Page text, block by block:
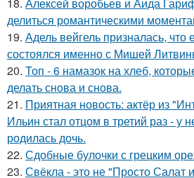
18. Алексей воробьев и Аида
делиться романтическими
19. Адель вейгель призналась,
состоялся именно с Мишей
20. Топ - 6 намазок на хлеб,
делать снова и снова.
21. Приятная новость: актёр из
Ильин стал отцом в третий раз - у
родилась дочь.
22. Сдобные булочки с грецким
23. Свёкла - это не "Просто Салат